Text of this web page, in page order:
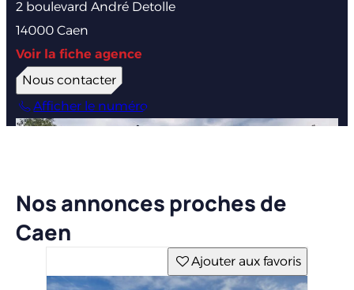
2 boulevard André Detolle
14000 Caen
Voir la fiche agence
Nous contacter
Afficher le numéro
Nos annonces proches de
Caen
Ajouter aux favoris